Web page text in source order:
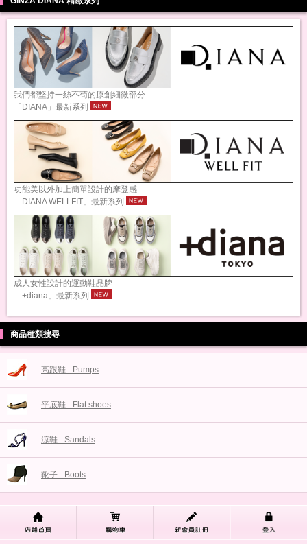
我們都堅持一絲不苟的原創細微部分
「DIANA」最新系列
功能美以外加上簡單設計的摩登感
「DIANA WELLFIT」最新系列
成人女性設計的運動鞋品牌
「+diana」最新系列
商品種類搜尋
高跟鞋 - Pumps
平底鞋 - Flat shoes
涼鞋 - Sandals
靴子 - Boots